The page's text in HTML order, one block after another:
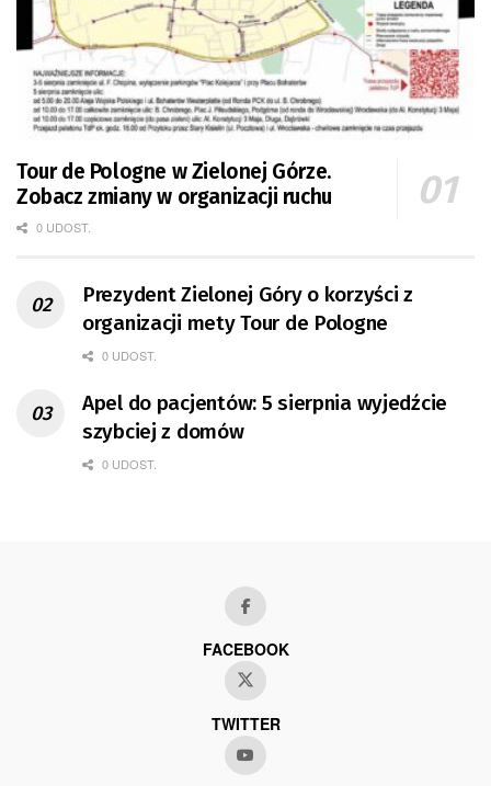
Tour de Pologne w Zielonej Górze.
Zobacz zmiany w organizacji ruchu
0 UDOST.
Prezydent Zielonej Góry o korzyści z
organizacji mety Tour de Pologne
0 UDOST.
Apel do pacjentów: 5 sierpnia wyjedźcie
szybciej z domów
0 UDOST.
FACEBOOK
TWITTER